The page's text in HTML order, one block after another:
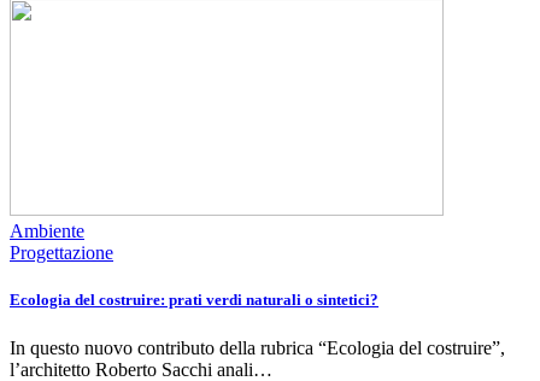
Ambiente
Progettazione
Ecologia del costruire: prati verdi naturali o sintetici?
In questo nuovo contributo della rubrica “Ecologia del costruire”,
l’architetto Roberto Sacchi anali…